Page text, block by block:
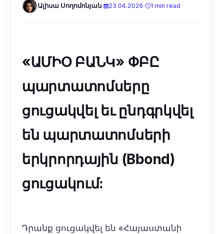
Ալիսա Սողոմոնյան· 23.04.2026· 1 min read
«ԱՄԻՕ ԲԱՆԿ» ՓԲԸ
պարտատոմսերը
ցուցակվել եւ ընդգրկվել
են պարտատոմսերի
երկրորդային (Bbond)
ցուցակում:
Դրանք ցուցակվել են «Հայաստանի